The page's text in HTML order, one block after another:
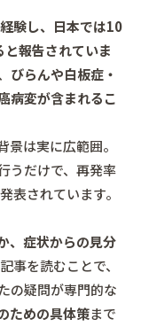
験し、日本では10
報告されていま
びらんや白板症・
病変が含まれるこ
は実に広範囲。
うだけで、再発率
表されています。
、症状からの見分
事を読むことで、
の疑問が専門的な
ための具体策まで